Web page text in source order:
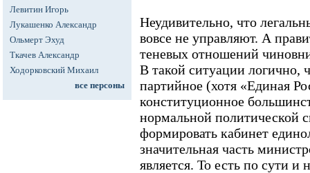
Левитин Игорь
Лукашенко Александр
Ольмерт Эхуд
Ткачев Александр
Ходорковский Михаил
все персоны
Неудивительно, что
вовсе не управляют. А
теневых отношений
В такой ситуации логично,
партийное (хотя «Единая
конституционное
нормальной политической
формировать кабинет
значительная часть
является. То есть по сути и